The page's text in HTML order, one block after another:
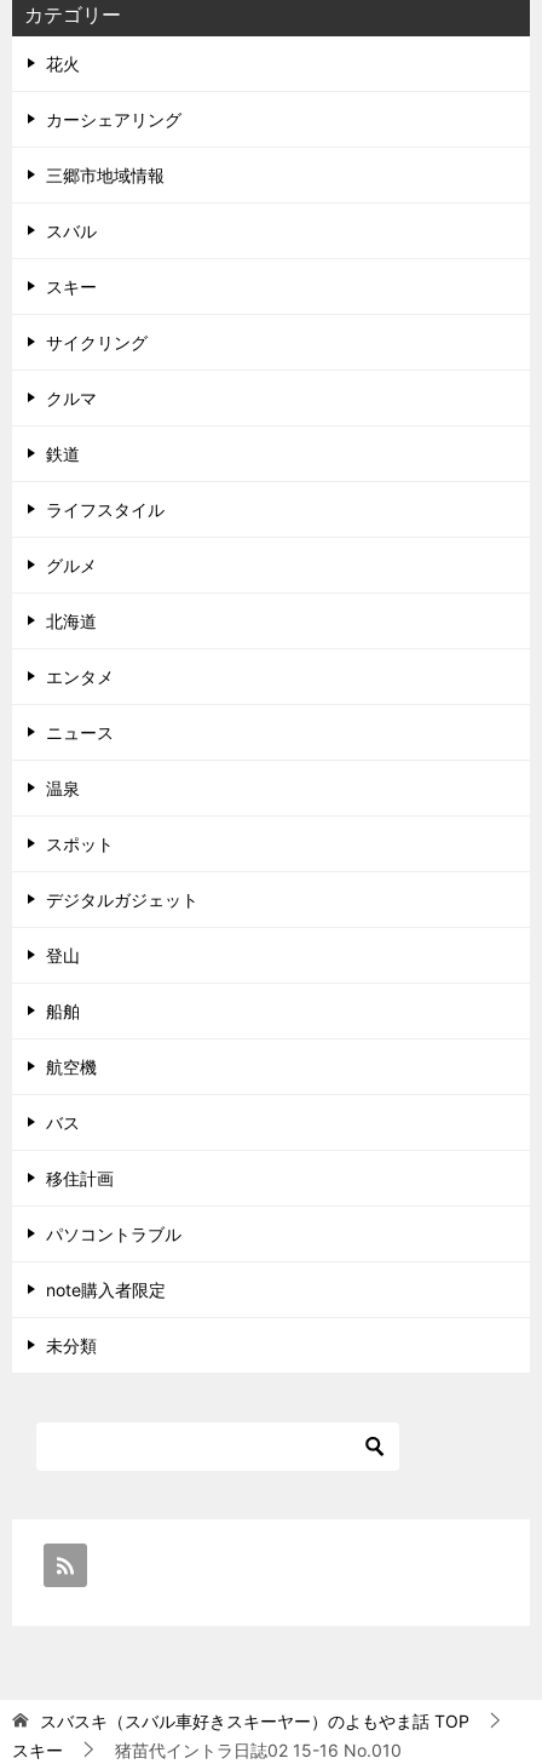
カテゴリー
花火
カーシェアリング
三郷市地域情報
スバル
スキー
サイクリング
クルマ
鉄道
ライフスタイル
グルメ
北海道
エンタメ
ニュース
温泉
スポット
デジタルガジェット
登山
船舶
航空機
バス
移住計画
パソコントラブル
note購入者限定
未分類
スバスキ（スバル車好きスキーヤー）のよもやま話 TOP
スキー
猪苗代イントラ日誌02 15-16 No.010